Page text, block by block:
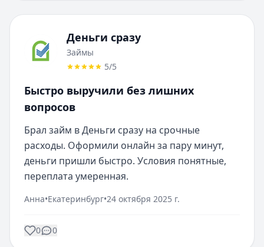
Деньги сразу
Займы
5/5
Быстро выручили без лишних
вопросов
Брал займ в Деньги сразу на срочные
расходы. Оформили онлайн за пару минут,
деньги пришли быстро. Условия понятные,
переплата умеренная.
Анна•Екатеринбург•24 октября 2025 г.
0 0